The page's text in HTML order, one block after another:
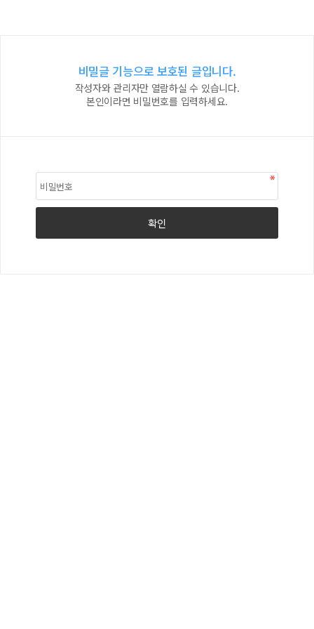
비밀글 기능으로 보호된 글입니다.
작성자와 관리자만 열람하실 수 있습니다.
본인이라면 비밀번호를 입력하세요.